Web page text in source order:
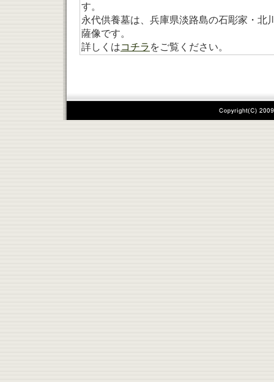
す。
永代供養墓は、兵庫県淡路島の石彫家・北
薩像です。
詳しくはコチラ をご覧ください。